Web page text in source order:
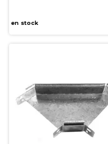
en stock